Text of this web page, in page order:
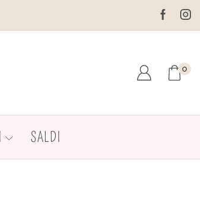
IL SITO È IN
0
SALDI